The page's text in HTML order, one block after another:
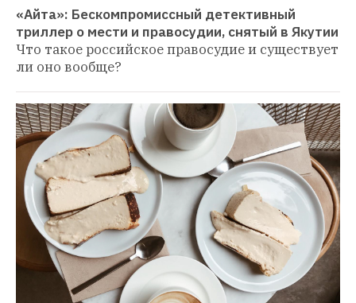
«Айта»: Бескомпромиссный детективный
триллер о мести и правосудии, снятый в Якутии
Что такое российское правосудие и существует
ли оно вообще?